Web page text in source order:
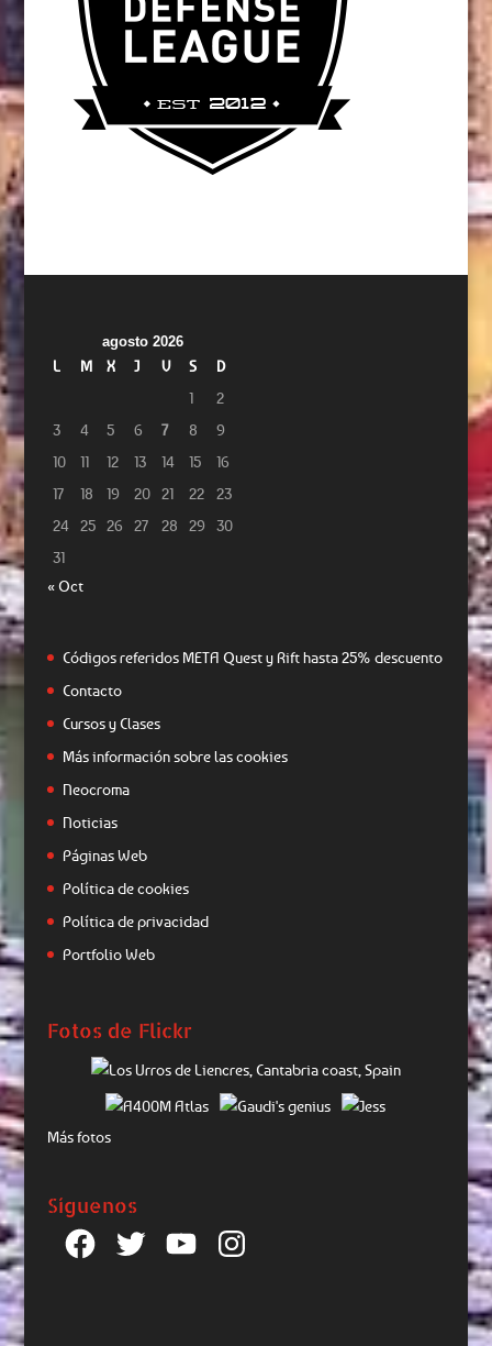
agosto 2026
L M X J V S
D
1
2
3
4 5 6 7 8
9
10
11 12 13 14 15
16
17
18 19 20 21 22
23
24
25 26 27 28 29
30
31
« Oct
Códigos referidos META Quest y Rift hasta 25% descuento
Contacto
Cursos y Clases
Más información sobre las cookies
Neocroma
Noticias
Páginas Web
Política de cookies
Política de privacidad
Portfolio Web
Fotos de Flickr
Más fotos
Síguenos
FacebookTwitter YouTubeInstagram